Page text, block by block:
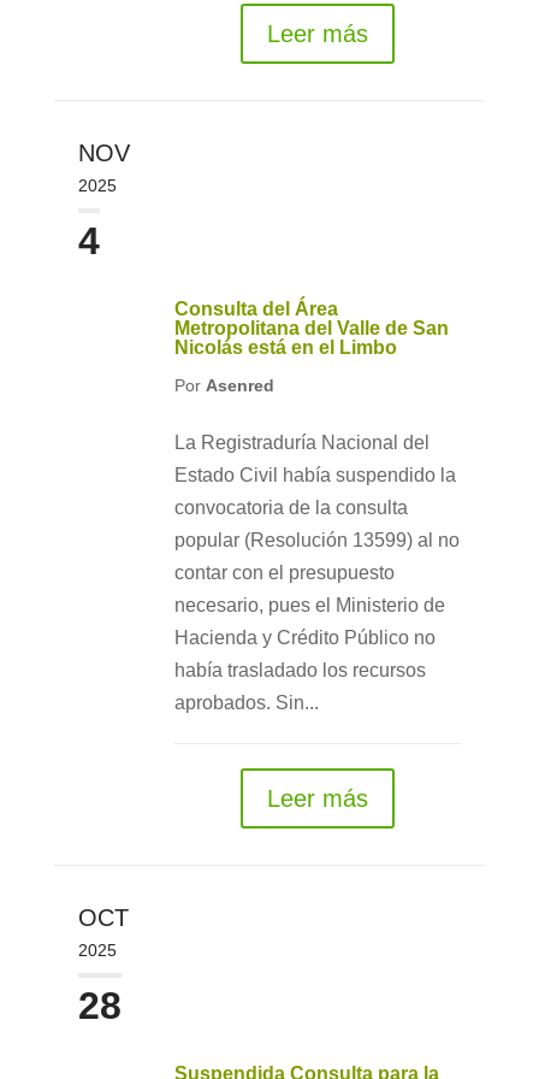
Leer más
NOV
2025
4
Consulta del Área
Metropolitana del Valle de San
Nicolás está en el Limbo
Por Asenred
La Registraduría Nacional del
Estado Civil había suspendido la
convocatoria de la consulta
popular (Resolución 13599) al no
contar con el presupuesto
necesario, pues el Ministerio de
Hacienda y Crédito Público no
había trasladado los recursos
aprobados. Sin...
Leer más
OCT
2025
28
Suspendida Consulta para la